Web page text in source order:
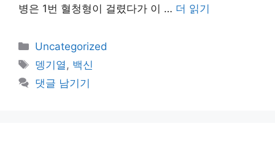
병은 1번 혈청형이 걸렸다가 이 … 더 읽기
카
테
고
리
Uncategorized
태
그
뎅기열 , 백신
댓글 남기기